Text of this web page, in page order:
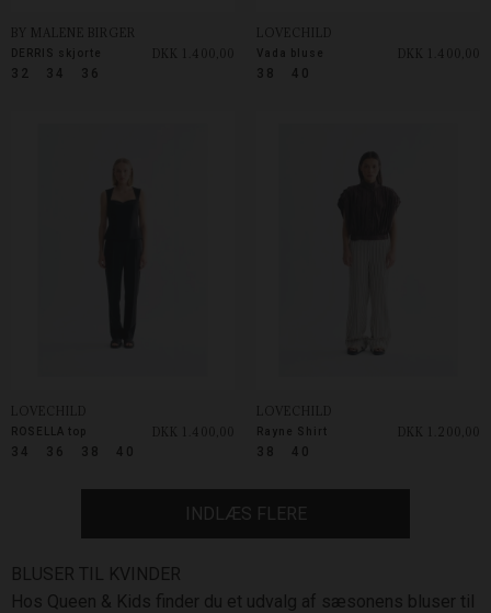
32 34 36
BY MALENE BIRGER
DERRIS skjorte
DKK 1.400,00
38
40
LOVECHILD
Vada bluse DKK 1.400,00
34 36 38 40
LOVECHILD
ROSELLA top
DKK 1.400,00
38
40
LOVECHILD
Rayne Shirt DKK 1.200,00
INDLÆS FLERE
BLUSER TIL KVINDER
Hos Queen & Kids finder du et udvalg af sæsonens bluser til